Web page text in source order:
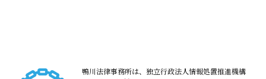
鴨川法律事務所は、独立行政法人情報処置推進機構